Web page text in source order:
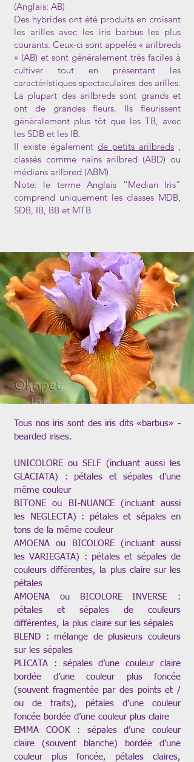
(Anglais: AB)
Des hybrides ont été produits en croisant
les arilles avec les iris barbus les plus
courants. Ceux-ci sont appelés « arilbreds
» (AB) et sont généralement très faciles à
cultiver tout en présentant les
caractéristiques spectaculaires des arilles.
La plupart des arilbreds sont grands et
ont de grandes fleurs. Ils fleurissent
généralement plus tôt que les TB, avec
les SDB et les IB.
Il existe également de petits arilbreds ,
classés comme nains arilbred (ABD) ou
médians arilbred (ABM)
Note: le terme Anglais “Median Iris”
comprend uniquement les classes MDB,
SDB, IB, BB et MTB
Tous nos iris sont des iris dits «barbus» -
bearded irises.
UNICOLORE ou SELF (incluant aussi les
GLACIATA) : pétales et sépales d’une
même couleur
BITONE ou BI-NUANCE (incluant aussi
les NEGLECTA) : pétales et sépales en
tons de la même couleur
AMOENA ou BICOLORE (incluant aussi
les VARIEGATA) : pétales et sépales de
couleurs différentes, la plus claire sur les
pétales
AMOENA ou BICOLORE INVERSE :
pétales et sépales de couleurs
différentes, la plus claire sur les sépales
BLEND : mélange de plusieurs couleurs
sur les sépales
PLICATA : sépales d’une couleur claire
bordée d’une couleur plus foncée
(souvent fragmentée par des points et /
ou de traits), pétales d’une couleur
foncée bordée d’une couleur plus claire
EMMA COOK : sépales d’une couleur
claire (souvent blanche) bordée d’une
couleur plus foncée, pétales claires,